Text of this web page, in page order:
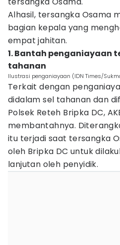
Alhasil, tersangka Osama
bagian kepala yang
empat jahitan.
1. Bantah penganiayaan
tahanan
Ilustrasi penganiayaan (IDN Times/
Terkait dengan
didalam sel tahanan dan
Polsek Reteh Bripka DC,
membantahnya.
itu terjadi saat tersangka
oleh Bripka DC untuk
lanjutan oleh penyidik.